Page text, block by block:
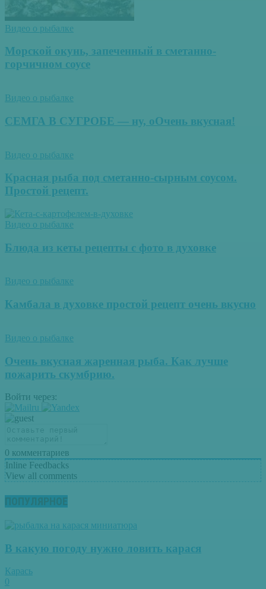
Видео о рыбалке
Морской окунь, запеченный в сметанно-
горчичном соусе
Видео о рыбалке
СЕМГА В СУГРОБЕ — ну, оОчень вкусная!
Видео о рыбалке
Красная рыба под сметанно-сырным соусом.
Простой рецепт.
Видео о рыбалке
Блюда из кеты рецепты с фото в духовке
Видео о рыбалке
Камбала в духовке простой рецепт очень вкусно
Видео о рыбалке
Очень вкусная жаренная рыба. Как лучше
пожарить скумбрию.
Войти через:
0 комментариев
Inline Feedbacks
View all comments
ПОПУЛЯРНОЕ
В какую погоду нужно ловить карася
Карась
0